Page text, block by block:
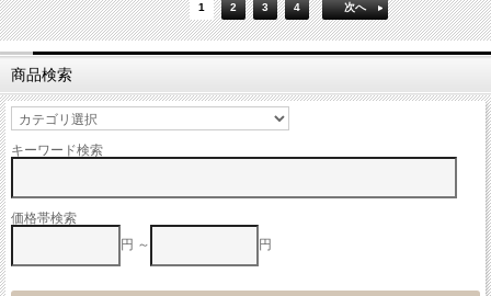
1 2 3 4 次へ
商品検索
キーワード検索
価格帯検索
円 ～
円